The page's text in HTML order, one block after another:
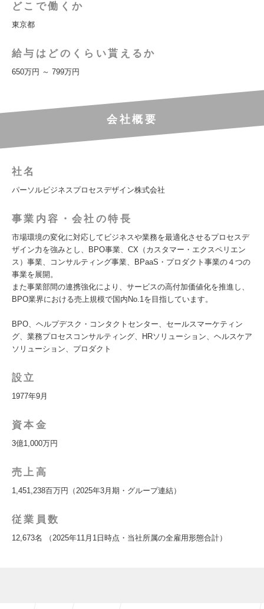
どこで働くか
東京都
給与はどのくらい貰えるか
650万円 ～ 799万円
会社概要
社名
パーソルビジネスプロセスデザイン株式会社
事業内容・会社の特長
市場環境の変化に対応してビジネスや業務を最適化させるプロセスデ
ザイン力を強みとし、BPO事業、CX（カスタマー・エクスペリエン
ス）事業、コンサルティング事業、BPaaS・プロダクト事業の４つの
事業を展開。
また事業部間の連携強化により、サービスの高付加価値化を推進し、
BPO業界における売上規模で国内No.1を目指しています。
BPO、ヘルプデスク・コンタクトセンター、セールスマーケティン
グ、業務プロセスコンサルティング、HRソリューション、ヘルスケア
ソリューション、プロダクト
設立
1977年9月
資本金
3億1,000万円
売上高
1,451,238百万円（2025年3月期・グループ連結）
従業員数
12,673名 （2025年11月1日時点・当社所属の全雇用形態合計）